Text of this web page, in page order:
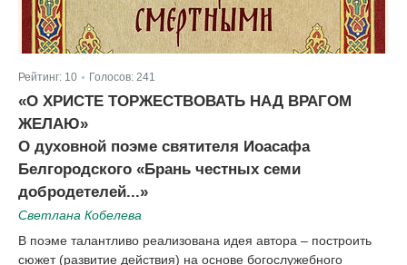
Рейтинг: 10 Голосов: 241
«О ХРИСТЕ ТОРЖЕСТВОВАТЬ НАД ВРАГОМ
ЖЕЛАЮ»
О духовной поэме святителя Иоасафа
Белгородского «Брань честных семи
добродетелей...»
Светлана Кобелева
В поэме талантливо реализована идея автора – построить
сюжет (развитие действия) на основе богослужебного